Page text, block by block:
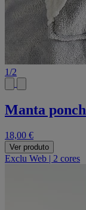
1/2
Manta
18,00 €
Ver produto
Exclu Web | 2 cores